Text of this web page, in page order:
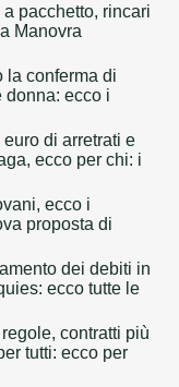
pacchetto, rincari
Manovra
la conferma di
donna: ecco i
di arretrati e
ecco per chi: i
ecco i
proposta di
dei debiti in
ecco tutte le
contratti più
tutti: ecco per